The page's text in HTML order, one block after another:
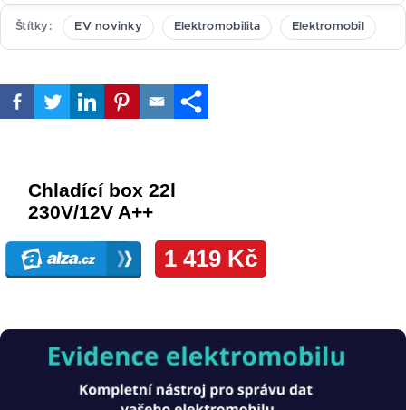
Štítky EV novinky Elektromobilita Elektromobil
Obrázek